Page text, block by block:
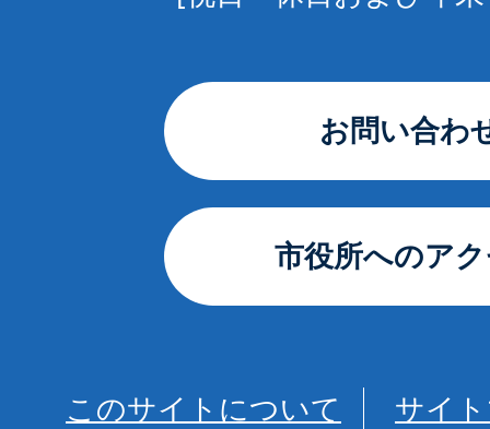
お問い合わ
市役所へのア
このサイトについて
サイ